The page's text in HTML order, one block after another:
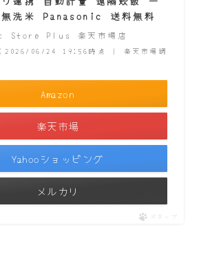
洗米 Panasonic 送料無料
Store Plus 楽天市場店
（2026/06/24 19:56時点 | 楽天市場調
Amazon
楽天市場
Yahooショッピング
メルカリ
ポチップ